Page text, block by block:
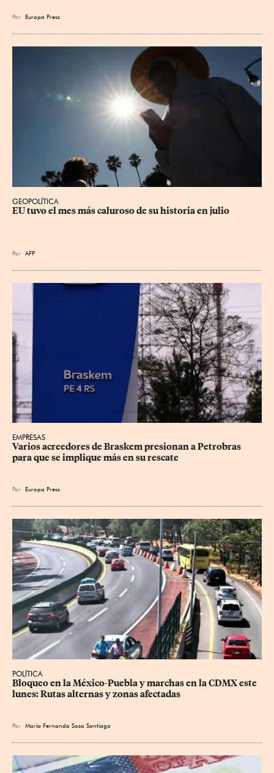
Por Europa Press
GEOPOLÍTICA
EU tuvo el mes más caluroso de su historia en julio
Por AFP
EMPRESAS
Varios acreedores de Braskem presionan a Petrobras
para que se implique más en su rescate
Por Europa Press
POLÍTICA
Bloqueo en la México-Puebla y marchas en la CDMX este
lunes: Rutas alternas y zonas afectadas
Por María Fernanda Sosa Santiago